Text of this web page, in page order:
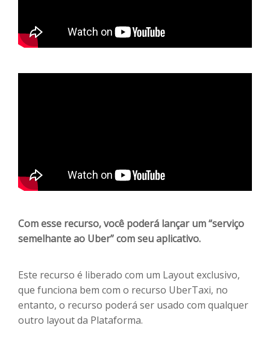
Com esse recurso, você poderá lançar um “serviço
semelhante ao Uber” com seu aplicativo.
Este recurso é liberado com um Layout exclusivo,
que funciona bem com o recurso UberTaxi, no
entanto, o recurso poderá ser usado com qualquer
outro layout da Plataforma.